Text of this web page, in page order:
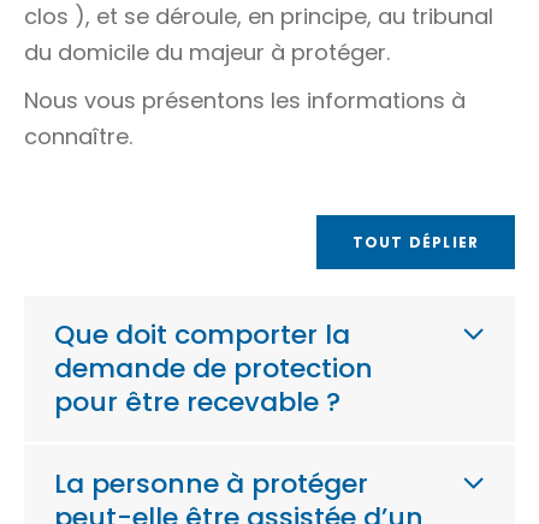
clos ), et se déroule, en principe, au tribunal
du domicile du majeur à protéger.
Nous vous présentons les informations à
connaître.
TOUT DÉPLIER
Que doit comporter la
demande de protection
pour être recevable ?
La personne à protéger